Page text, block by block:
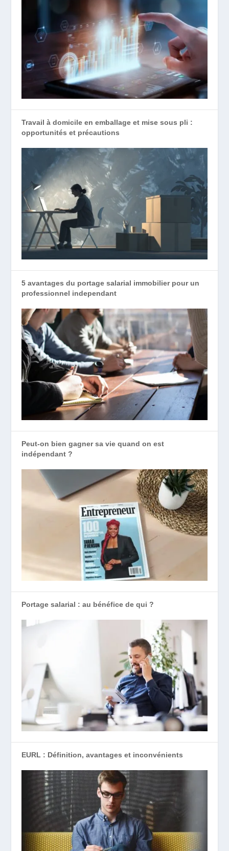
Travail à domicile en emballage et mise sous pli :
opportunités et précautions
5 avantages du portage salarial immobilier pour un
professionnel independant
Peut-on bien gagner sa vie quand on est
indépendant ?
Portage salarial : au bénéfice de qui ?
EURL : Définition, avantages et inconvénients